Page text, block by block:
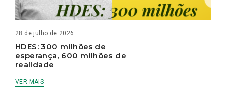
28 de julho de 2026
HDES: 300 milhões de
esperança, 600 milhões de
realidade
VER MAIS